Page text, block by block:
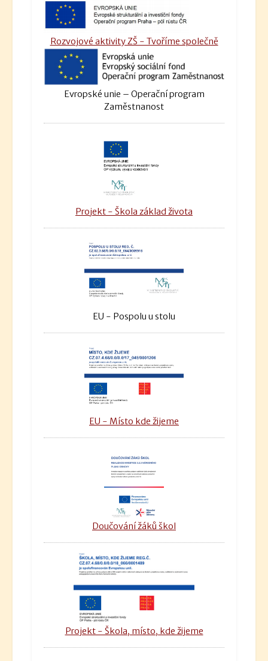
Rozvojové aktivity ZŠ - Tvoříme společně
Evropské unie – Operační program
Zaměstnanost
Projekt - Škola základ života
EU - Pospolu u stolu
EU - Místo kde žijeme
Doučování žáků škol
Projekt - Škola, místo, kde žijeme